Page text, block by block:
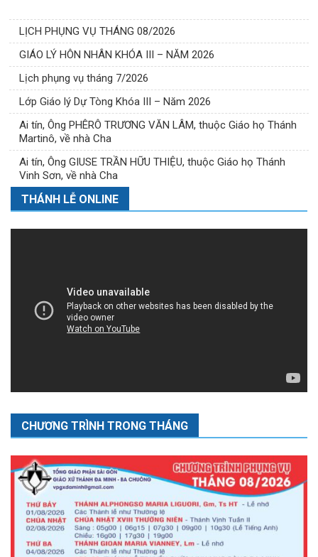
LỊCH PHỤNG VỤ THÁNG 08/2026
GIÁO LÝ HÔN NHÂN KHÓA III – NĂM 2026
Lịch phụng vụ tháng 7/2026
Lớp Giáo lý Dự Tòng Khóa III – Năm 2026
Ai tín, Ông PHÊRÔ TRƯƠNG VĂN LÂM, thuộc Giáo họ Thánh
Martinô, về nhà Cha
Ai tín, Ông GIUSE TRẦN HỮU THIỆU, thuộc Giáo họ Thánh
Vinh Sơn, về nhà Cha
THÁNH LỄ ONLINE
CHƯƠNG TRÌNH TRONG THÁNG